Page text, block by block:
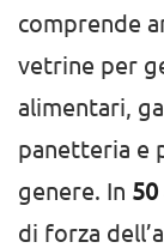
comprende
vetrine per
alimentari,
panetteria e
genere. In
di forza